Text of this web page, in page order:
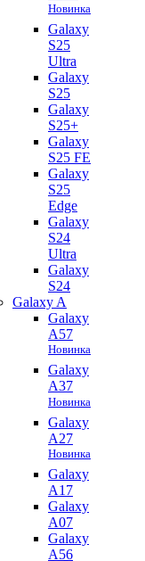
Новинка
Galaxy
S25
Ultra
Galaxy
S25
Galaxy
S25+
Galaxy
S25 FE
Galaxy
S25
Edge
Galaxy
S24
Ultra
Galaxy
S24
Galaxy A
Galaxy
A57
Новинка
Galaxy
A37
Новинка
Galaxy
A27
Новинка
Galaxy
A17
Galaxy
A07
Galaxy
A56